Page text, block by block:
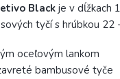
Black je v dĺžkach
tyčí s hrúbkou 22
oceľovým lankom
bambusové tyče